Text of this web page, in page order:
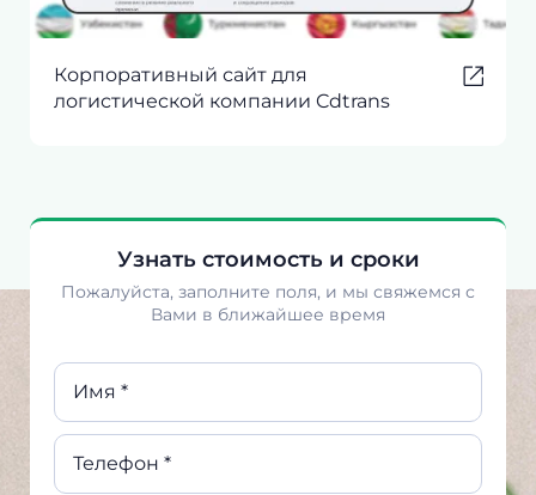
Корпоративный сайт для
логистической компании Cdtrans
Узнать стоимость и сроки
Пожалуйста, заполните поля, и мы свяжемся с
Вами в ближайшее время
Имя *
Телефон *